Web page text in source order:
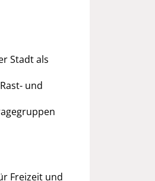
Stadt als
und
Freizeit und